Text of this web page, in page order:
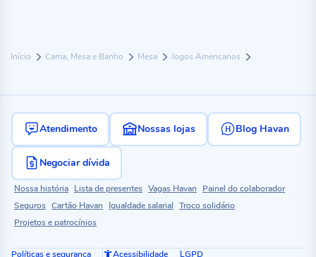
Início Cama, Mesa e Banho Mesa Jogos Americanos
Atendimento Nossas lojas Blog Havan
Negociar dívida
Nossa história Lista de presentes Vagas Havan
Painel do colaborador
Seguros Cartão Havan Igualdade salarial Troco solidário
Projetos e patrocínios
Políticas e segurança Acessibilidade LGPD